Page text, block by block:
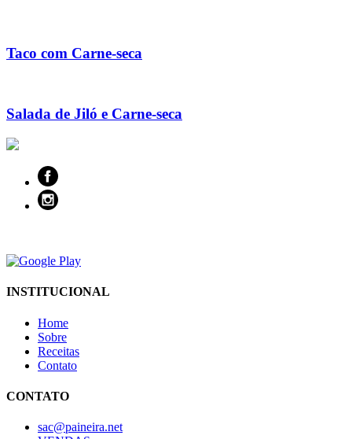
Taco com Carne-seca
Salada de Jiló e Carne-seca
INSTITUCIONAL
Home
Sobre
Receitas
Contato
CONTATO
sac@paineira.net